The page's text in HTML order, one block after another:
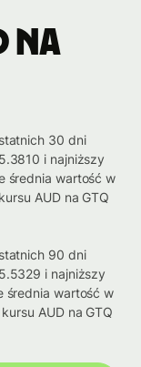
na
30 dni
i najniższy
średnia wartość w
AUD na GTQ
90 dni
i najniższy
średnia wartość w
AUD na GTQ